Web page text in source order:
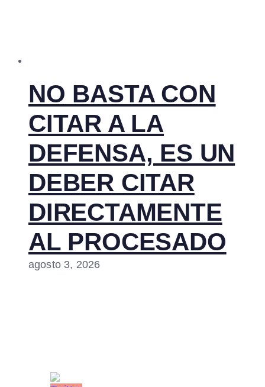
NO BASTA CON
CITAR A LA
DEFENSA, ES UN
DEBER CITAR
DIRECTAMENTE
AL PROCESADO
agosto 3, 2026